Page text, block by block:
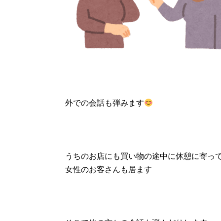
外での会話も弾みます
うちのお店にも買い物の途中に休憩に寄っ
女性のお客さんも居ます